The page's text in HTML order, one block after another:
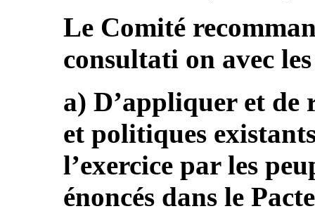
Le Comité
consultati on avec
a) D’appliquer et de
et politiques
l’exercice par les
énoncés dans le